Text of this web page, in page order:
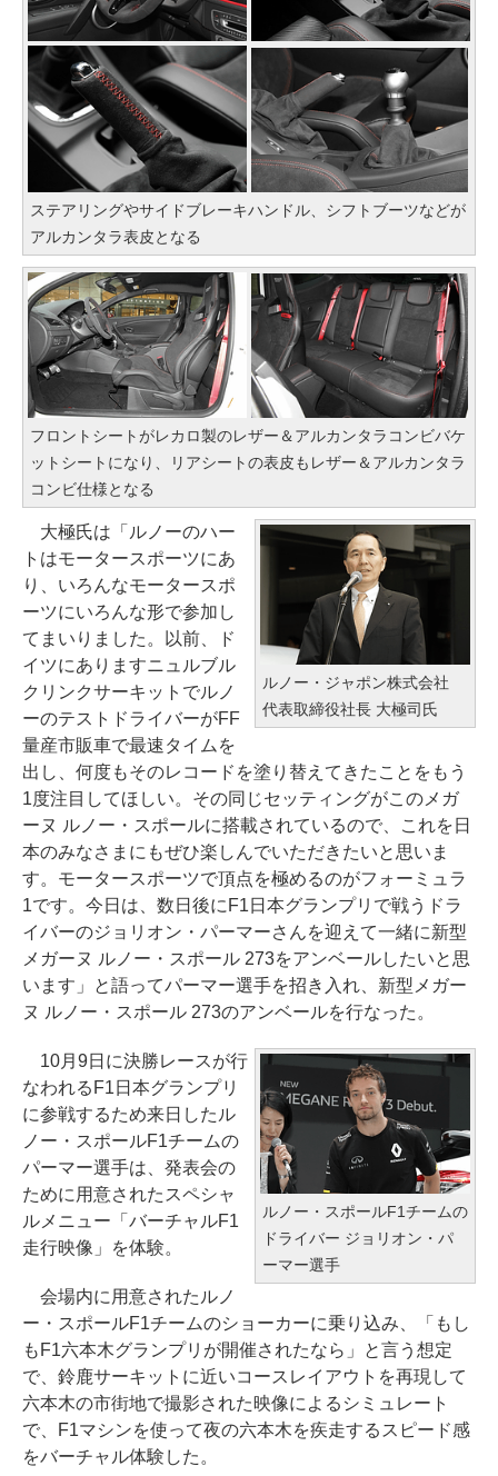
ステアリングやサイドブレーキハンドル、シフトブーツなどが
アルカンタラ表皮となる
フロントシートがレカロ製のレザー＆アルカンタラコンビバケ
ットシートになり、リアシートの表皮もレザー＆アルカンタラ
コンビ仕様となる
ルノー・ジャポン株式会社
代表取締役社長 大極司氏
大極氏は「ルノーのハー
トはモータースポーツにあ
り、いろんなモータースポ
ーツにいろんな形で参加し
てまいりました。以前、ド
イツにありますニュルブル
クリンクサーキットでルノ
ーのテストドライバーがFF
量産市販車で最速タイムを
出し、何度もそのレコードを塗り替えてきたことをもう
1度注目してほしい。その同じセッティングがこのメガ
ーヌ ルノー・スポールに搭載されているので、これを日
本のみなさまにもぜひ楽しんでいただきたいと思いま
す。モータースポーツで頂点を極めるのがフォーミュラ
1です。今日は、数日後にF1日本グランプリで戦うドラ
イバーのジョリオン・パーマーさんを迎えて一緒に新型
メガーヌ ルノー・スポール 273をアンベールしたいと思
います」と語ってパーマー選手を招き入れ、新型メガー
ヌ ルノー・スポール 273のアンベールを行なった。
ルノー・スポールF1チームの
ドライバー ジョリオン・パ
ーマー選手
10月9日に決勝レースが行
なわれるF1日本グランプリ
に参戦するため来日したル
ノー・スポールF1チームの
パーマー選手は、発表会の
ために用意されたスペシャ
ルメニュー「バーチャルF1
走行映像」を体験。
会場内に用意されたルノ
ー・スポールF1チームのショーカーに乗り込み、「もし
もF1六本木グランプリが開催されたなら」と言う想定
で、鈴鹿サーキットに近いコースレイアウトを再現して
六本木の市街地で撮影された映像によるシミュレート
で、F1マシンを使って夜の六本木を疾走するスピード感
をバーチャル体験した。